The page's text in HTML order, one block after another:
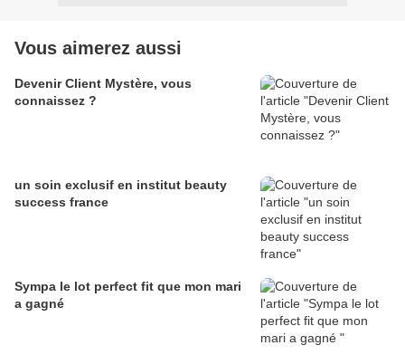
Vous aimerez aussi
Devenir Client Mystère, vous
connaissez ?
un soin exclusif en institut beauty
success france
Sympa le lot perfect fit que mon mari
a gagné